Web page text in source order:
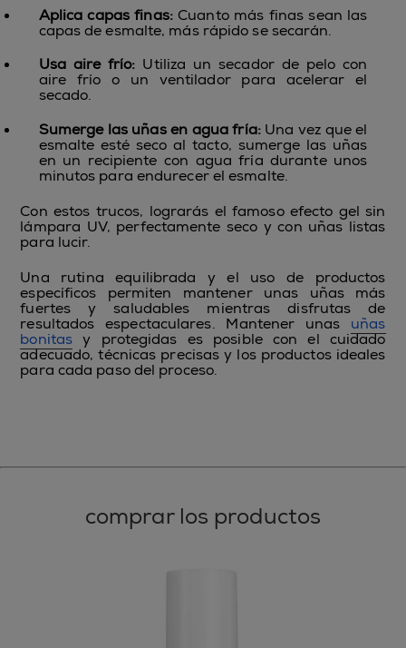
Aplica capas finas:Cuanto más finas sean las
capas de esmalte, más rápido se secarán.
Usa aire frío: Utiliza un secador de pelo con
aire frío o un ventilador para acelerar el
secado.
Sumerge las uñas en agua fría:Una vez que el
esmalte esté seco al tacto, sumerge las uñas
en un recipiente con agua fría durante unos
minutos para endurecer el esmalte.
Con estos trucos, lograrás el famoso efecto gel sin
lámpara UV, perfectamente seco y con uñas listas
para lucir.
Una rutina equilibrada y el uso de productos
específicos permiten mantener unas uñas más
fuertes y saludables mientras disfrutas de
resultados espectaculares. Mantener unas uñas
bonitas y protegidas es posible con el cuidado
adecuado, técnicas precisas y los productos ideales
para cada paso del proceso.
comprar los productos